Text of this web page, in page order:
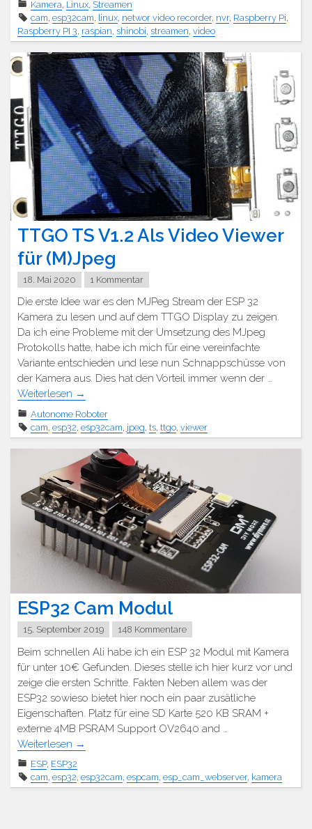
Kamera, Linux, Streamen
cam, esp32cam, linux, networ video recorder, nvr, Raspberry Pi,
Raspberry PI 3, raspian, shinobi, streamen, video
TTGO TS V1.2 Als Video Viewer
für (M)Jpeg
18. Mai 2020 1 Kommentar
Die erste Idee war es den MJPeg Stream der ESP 32
Kamera zu lesen und auf dem TTGO Display zu zeigen.
Da ich eine Probleme mit der Umsetzung des MJpeg
Protokolls hatte, habe ich mich für eine vereinfachte
Variante entschieden und lese nun Schnappschüsse von
der Kamera aus. Dies hat den Vorteil immer wenn der …
Weiterlesen →
Autonome Roboter
cam esp32 esp32cam jpeg ts ttgo viewer
ESP32 Cam Modul
15. September 2019 148 Kommentare
Beim schnellen Ali habe ich ein ESP 32 Modul mit Kamera
für unter 10€ Gefunden. Dieses stelle ich hier kurz vor und
zeige die ersten Schritte. Fakten Neben allem was der
ESP32 sowieso bietet hier noch ein paar zusätliche
Eigenschaften. Platz für eine SD Karte 520 KB SRAM +
externe 4MB PSRAM Support OV2640 and …
Weiterlesen →
ESP, ESP32
cam, esp32, esp32cam, espcam, esp_cam_webserver, kamera